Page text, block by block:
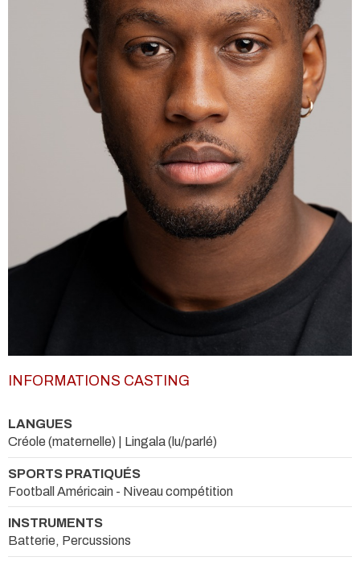
INFORMATIONS CASTING
LANGUES
Créole (maternelle) | Lingala (lu/parlé)
SPORTS PRATIQUÉS
Football Américain - Niveau compétition
INSTRUMENTS
Batterie, Percussions